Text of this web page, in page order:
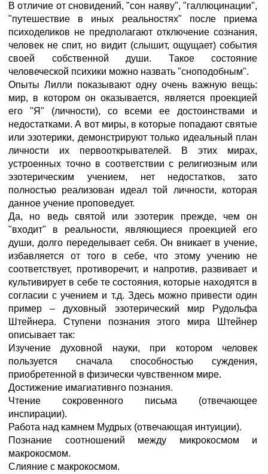
В отличие от сновидений, "сон наяву", "галлюцинации",
"путешествие в иных реальностях" после приема
психоделиков не предполагают отключение сознания,
человек не спит, но видит (слышит, ощущает) события
своей собственной души. Такое состояние
человеческой психики можно назвать "сноподобным".
Опыты Лилли показывают одну очень важную вещь:
мир, в котором он оказывается, является проекцией
его "Я" (личности), со всеми ее достоинствами и
недостатками. А вот миры, в которые попадают святые
или эзотерики, демонстрируют только идеальный план
личности их первооткрывателей. В этих мирах,
устроенных точно в соответствии с религиозным или
эзотерическим учением, нет недостатков, зато
полностью реализован идеал той личности, которая
данное учение проповедует.
Да, но ведь святой или эзотерик прежде, чем он
"входит" в реальности, являющиеся проекцией его
души, долго переделывает себя. Он вникает в учение,
избавляется от того в себе, что этому учению не
соответствует, противоречит, и напротив, развивает и
культивирует в себе те состояния, которые находятся в
согласии с учением и т.д. Здесь можно привести один
пример – духовный эзотерический мир Рудольфа
Штейнера. Ступени познания этого мира Штейнер
описывает так:
Изучение духовной науки, при котором человек
пользуется сначала способностью суждения,
приобретенной в физически чувственном мире.
Достижение имагиативнго познания.
Чтение сокровенного письма (отвечающее
инспирации).
Работа над камнем Мудрых (отвечающая интуиции).
Познание соотношений между микрокосмом и
макрокосмом.
Слияние с макрокосмом.